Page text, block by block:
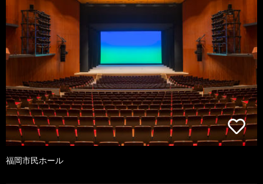
福岡市民ホール